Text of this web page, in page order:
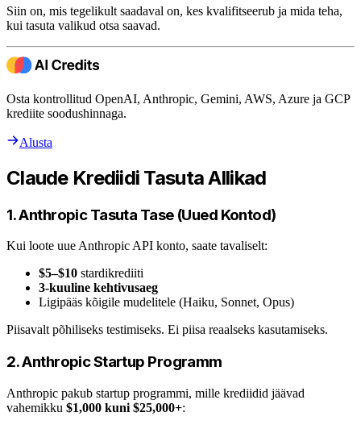
Siin on, mis tegelikult saadaval on, kes kvalifitseerub ja mida teha,
kui tasuta valikud otsa saavad.
Osta kontrollitud OpenAI, Anthropic, Gemini, AWS, Azure ja GCP
krediite soodushinnaga.
Alusta
Claude Krediidi Tasuta Allikad
1. Anthropic Tasuta Tase (Uued Kontod)
Kui loote uue Anthropic API konto, saate tavaliselt:
$5–$10 stardikrediiti
3-kuuline kehtivusaeg
Ligipääs kõigile mudelitele (Haiku, Sonnet, Opus)
Piisavalt põhiliseks testimiseks. Ei piisa reaalseks kasutamiseks.
2. Anthropic Startup Programm
Anthropic pakub startup programmi, mille krediidid jäävad
vahemikku $1,000 kuni $25,000+: